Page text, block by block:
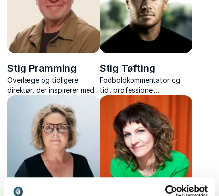
Sikkerhed.
Stig Pramming
Overlæge og tidligere
direktør, der inspirerer med
viden om neurovidenskab
og praktiske vaner, der
holder hjernen skarp – hele
livet igennem.
Stig Tøfting
Fodboldkommentator og
tidl. professionel
fodboldspiller med ærlige
og intense foredrag om
livet på og udenfor banen.